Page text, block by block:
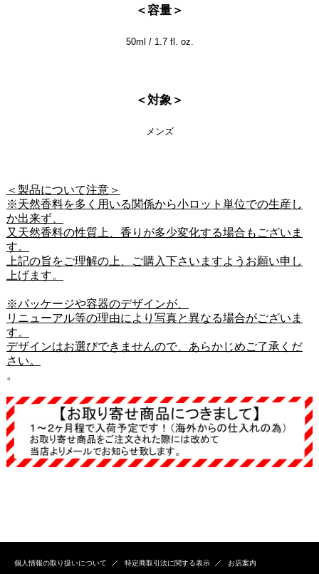
＜容量＞
50ml / 1.7 fl. oz.
＜対象＞
メンズ
＜製品について注意＞
※天然香料を多く用いる関係から小ロット単位での生産し
か出来ず、
又天然香料の性質上、香りが多少変化する場合もございま
す。
上記の旨をご理解の上、ご購入下さいますようお願い申し
上げます。
※パッケージや容器のデザインが、
リニューアル等の理由により写真と異なる場合がございま
す。
デザインはお選びできませんので、あらかじめご了承くだ
さい。
。
個人情報の取り扱いについて 特定商取引法に関する表示 お店案内